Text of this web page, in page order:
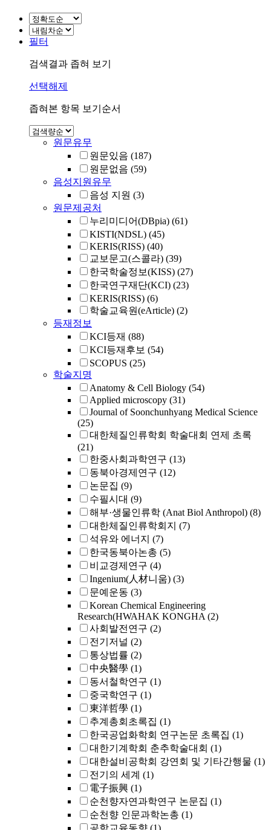
필터
검색결과 좁혀 보기
선택해제
좁혀본 항목 보기순서
원문유무
원문있음 (187)
원문없음 (59)
음성지원유무
음성 지원 (3)
원문제공처
누리미디어(DBpia) (61)
KISTI(NDSL) (45)
KERIS(RISS) (40)
교보문고(스콜라) (39)
한국학술정보(KISS) (27)
한국연구재단(KCI) (23)
KERIS(RISS) (6)
학술교육원(eArticle) (2)
등재정보
KCI등재 (88)
KCI등재후보 (54)
SCOPUS (25)
학술지명
Anatomy & Cell Biology (54)
Applied microscopy (31)
Journal of Soonchunhyang Medical Science
(25)
대한체질인류학회 학술대회 연제 초록
(21)
한중사회과학연구 (13)
동북아경제연구 (12)
논문집 (9)
수필시대 (9)
해부·생물인류학 (Anat Biol Anthropol) (8)
대한체질인류학회지 (7)
석유와 에너지 (7)
한국동북아논총 (5)
비교경제연구 (4)
Ingenium(人材니움) (3)
문예운동 (3)
Korean Chemical Engineering
Research(HWAHAK KONGHA (2)
사회발전연구 (2)
전기저널 (2)
통상법률 (2)
中央醫學 (1)
동서철학연구 (1)
중국학연구 (1)
東洋哲學 (1)
추계총회초록집 (1)
한국공업화학회 연구논문 초록집 (1)
대한기계학회 춘추학술대회 (1)
대한설비공학회 강연회 및 기타간행물 (1)
전기의 세계 (1)
電子振興 (1)
순천향자연과학연구 논문집 (1)
순천향 인문과학논총 (1)
공학교육동향 (1)